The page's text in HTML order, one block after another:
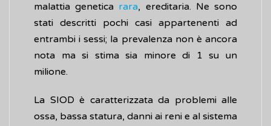
malattia genetica rara, ereditaria. Ne sono
stati descritti pochi casi appartenenti ad
entrambi i sessi; la prevalenza non è ancora
nota ma si stima sia minore di 1 su un
milione.
La SIOD è caratterizzata da problemi alle
ossa, bassa statura, danni ai reni e al sistema